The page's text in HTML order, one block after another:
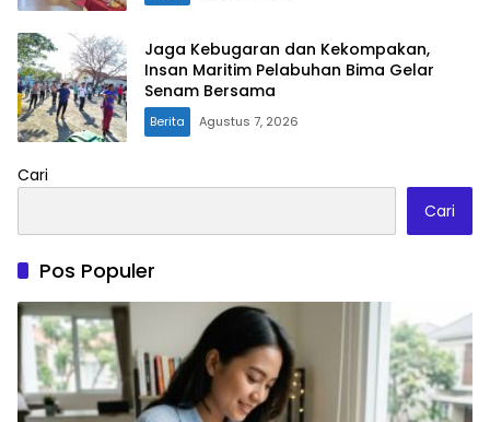
Jaga Kebugaran dan Kekompakan,
Insan Maritim Pelabuhan Bima Gelar
Senam Bersama
Berita Agustus 7, 2026
Cari
Cari
Pos Populer